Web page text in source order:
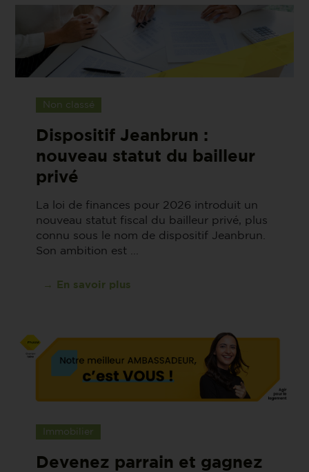
Non classé
Dispositif Jeanbrun :
nouveau statut du bailleur
privé
La loi de finances pour 2026 introduit un
nouveau statut fiscal du bailleur privé, plus
connu sous le nom de dispositif Jeanbrun.
Son ambition est ...
→ En savoir plus
Immobilier
Devenez parrain et gagnez